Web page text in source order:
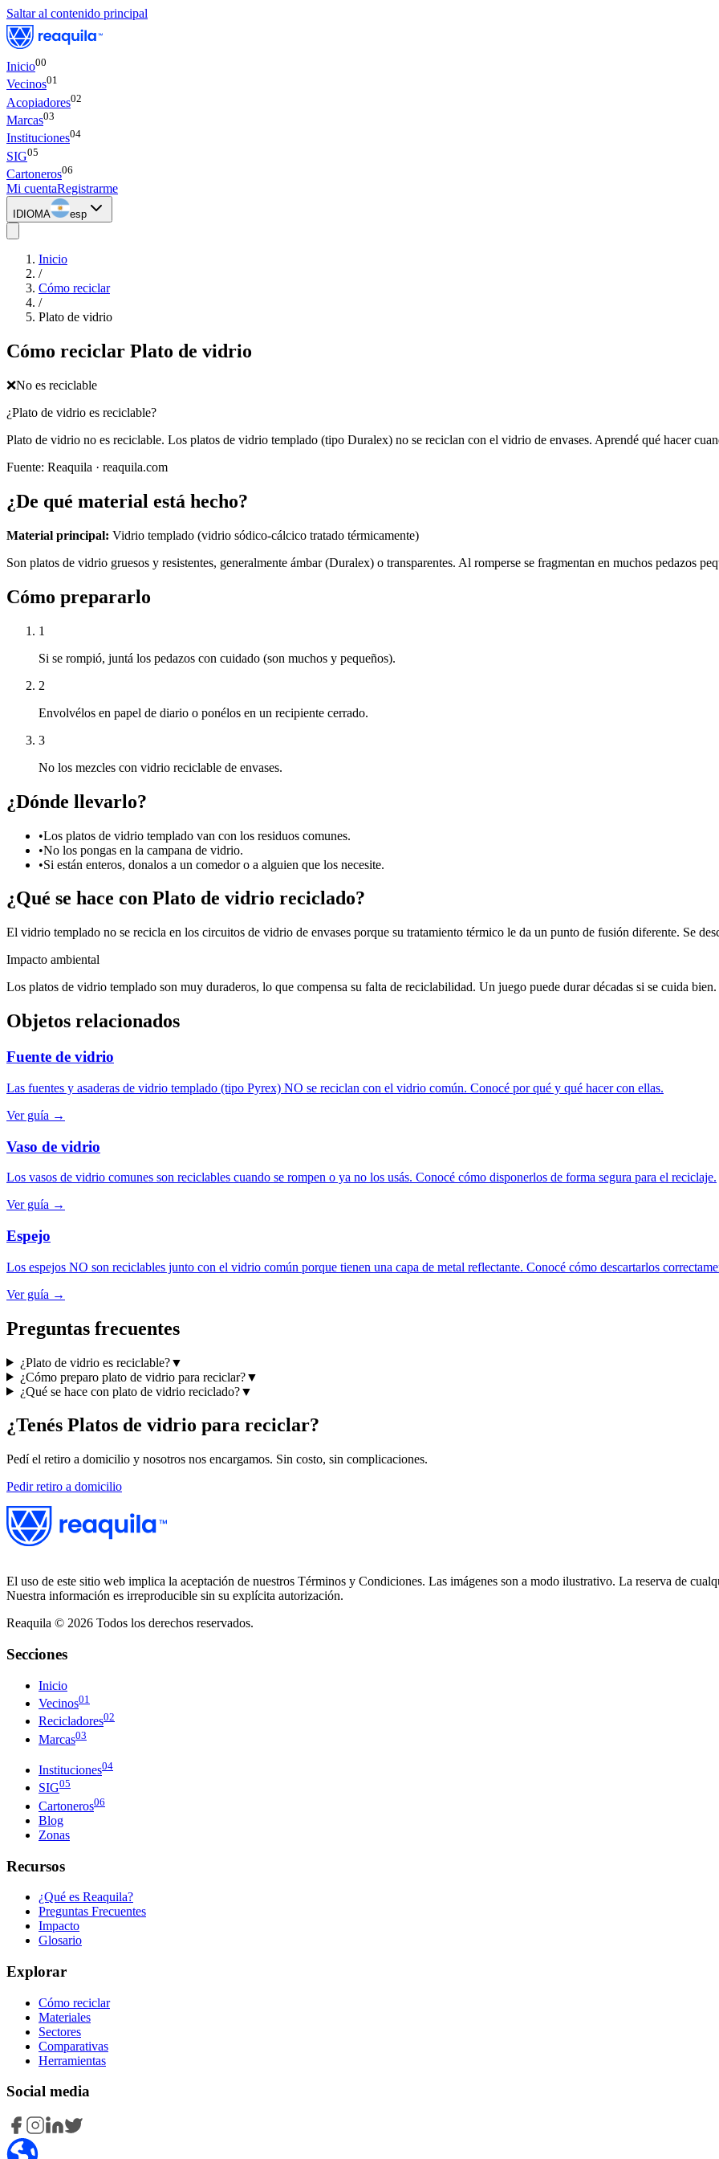
Saltar al contenido principal
Inicio00
Vecinos01
Acopiadores02
Marcas03
Instituciones04
SIG05
Cartoneros06
Mi cuentaRegistrarme
IDIOMA esp
Inicio
/
Cómo reciclar
/
Plato de vidrio
Cómo reciclar Plato de vidrio
❌No es reciclable
¿Plato de vidrio es reciclable?
Plato de vidrio no es reciclable. Los platos de vidrio templado (tipo Duralex) no se reciclan con el vidrio de envases. Aprendé qué hacer
Fuente: Reaquila · reaquila.com
¿De qué material está hecho?
Material principal: Vidrio templado (vidrio sódico-cálcico tratado térmicamente)
Son platos de vidrio gruesos y resistentes, generalmente ámbar (Duralex) o transparentes. Al romperse se fragmentan en muchos pedazos
Cómo prepararlo
1
Si se rompió, juntá los pedazos con cuidado (son muchos y pequeños).
2
Envolvélos en papel de diario o ponélos en un recipiente cerrado.
3
No los mezcles con vidrio reciclable de envases.
¿Dónde llevarlo?
•Los platos de vidrio templado van con los residuos comunes.
•No los pongas en la campana de vidrio.
•Si están enteros, donalos a un comedor o a alguien que los necesite.
¿Qué se hace con Plato de vidrio reciclado?
El vidrio templado no se recicla en los circuitos de vidrio de envases porque su tratamiento térmico le da un punto de fusión diferente. Se
Impacto ambiental
Los platos de vidrio templado son muy duraderos, lo que compensa su falta de reciclabilidad. Un juego puede durar décadas si se cuida bien.
Objetos relacionados
Fuente de vidrio
Las fuentes y asaderas de vidrio templado (tipo Pyrex) NO se reciclan con el vidrio común. Conocé por qué y qué hacer con ellas.
Ver guía →
Vaso de vidrio
Los vasos de vidrio comunes son reciclables cuando se rompen o ya no los usás. Conocé cómo disponerlos de forma segura para el reciclaje.
Ver guía →
Espejo
Los espejos NO son reciclables junto con el vidrio común porque tienen una capa de metal reflectante. Conocé cómo descartarlos
Ver guía →
Preguntas frecuentes
¿Plato de vidrio es reciclable?▼
¿Cómo preparo plato de vidrio para reciclar?▼
¿Qué se hace con plato de vidrio reciclado?▼
¿Tenés Platos de vidrio para reciclar?
Pedí el retiro a domicilio y nosotros nos encargamos. Sin costo, sin complicaciones.
Pedir retiro a domicilio
El uso de este sitio web implica la aceptación de nuestros Términos y Condiciones. Las imágenes son a modo ilustrativo. La reserva de
Nuestra información es irreproducible sin su explícita autorización.
Reaquila © 2026 Todos los derechos reservados.
Secciones
Inicio
Vecinos01
Recicladores02
Marcas03
Instituciones04
SIG05
Cartoneros06
Blog
Zonas
Recursos
¿Qué es Reaquila?
Preguntas Frecuentes
Impacto
Glosario
Explorar
Cómo reciclar
Materiales
Sectores
Comparativas
Herramientas
Social media